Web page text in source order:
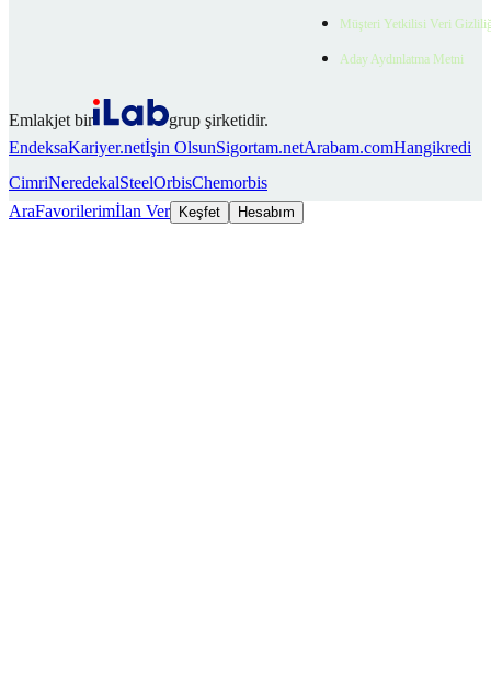
Müşteri Yetkilisi Veri
Aday Aydınlatma Metni
Emlakjet bir
grup şirketidir.
EndeksaKariyer.netİşin OlsunSigortam.netArabam.comHangikredi
CimriNeredekalSteelOrbisChemorbis
AraFavorilerimİlan Ver Keşfet Hesabım